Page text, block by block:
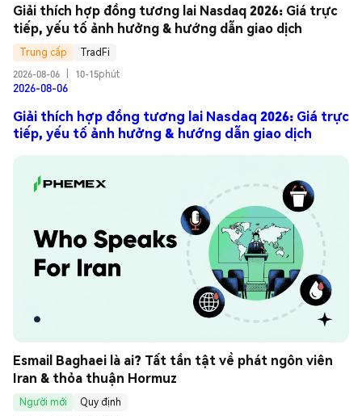
Giải thích hợp đồng tương lai Nasdaq 2026: Giá trực
tiếp, yếu tố ảnh hưởng & hướng dẫn giao dịch
Trung cấp
TradFi
2026-08-06
10-15phút
2026-08-06
Giải thích hợp đồng tương lai Nasdaq 2026: Giá trực
tiếp, yếu tố ảnh hưởng & hướng dẫn giao dịch
Esmail Baghaei là ai? Tất tần tật về phát ngôn viên
Iran & thỏa thuận Hormuz
Người mới
Quy định